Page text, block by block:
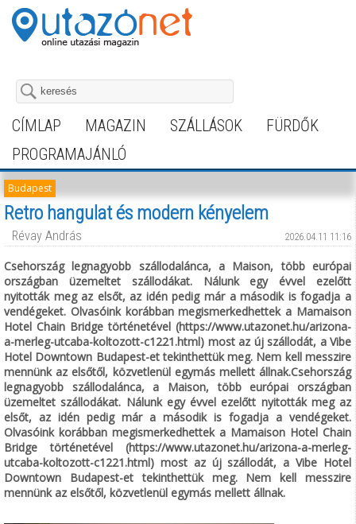
CÍMLAP MAGAZIN SZÁLLÁSOK
FÜRDŐK
PROGRAMAJÁNLÓ
Budapest
Retro hangulat és modern kényelem
Révay András 2026.04.11 11:16
Csehország legnagyobb szállodalánca, a Maison, több európai
országban üzemeltet szállodákat. Nálunk egy évvel ezelőtt
nyitották meg az elsőt, az idén pedig már a második is fogadja a
vendégeket. Olvasóink korábban megismerkedhettek a Mamaison
Hotel Chain Bridge történetével (https://www.utazonet.hu/arizona-
a-merleg-utcaba-koltozott-c1221.html) most az új szállodát, a Vibe
Hotel Downtown Budapest-et tekinthettük meg. Nem kell messzire
mennünk az elsőtől, közvetlenül egymás mellett állnak.Csehország
legnagyobb szállodalánca, a Maison, több európai országban
üzemeltet szállodákat. Nálunk egy évvel ezelőtt nyitották meg az
elsőt, az idén pedig már a második is fogadja a vendégeket.
Olvasóink korábban megismerkedhettek a Mamaison Hotel Chain
Bridge történetével (https://www.utazonet.hu/arizona-a-merleg-
utcaba-koltozott-c1221.html) most az új szállodát, a Vibe Hotel
Downtown Budapest-et tekinthettük meg. Nem kell messzire
mennünk az elsőtől, közvetlenül egymás mellett állnak.